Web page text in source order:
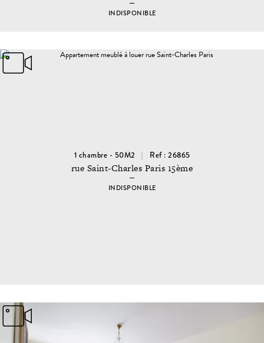
INDISPONIBLE
1 chambre - 50M2 Ref : 26865
rue Saint-Charles Paris 15ème
INDISPONIBLE